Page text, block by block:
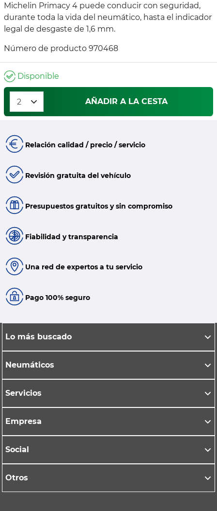
Michelin Primacy 4 puede conducir con seguridad,
durante toda la vida del neumático, hasta el indicador
legal de desgaste de 1,6 mm.
Número de producto 970468
Disponible
AÑADIR A LA CESTA
Relación calidad / precio / servicio
Revisión gratuita del vehículo
Presupuestos gratuitos y sin compromiso
Fiabilidad y transparencia
Una red de expertos a tu servicio
Pago 100% seguro
Lo más buscado
Neumáticos
Servicios
Empresa
Social
Otros